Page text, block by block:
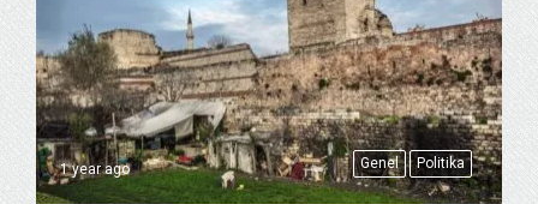
Genel Politika
1 year ago